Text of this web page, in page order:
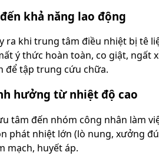
khả năng lao động
ra khi trung tâm điều nhiệt bị tê
ý thức hoàn toàn, co giật, ngất
để tập trung cứu chữa.
hưởng từ nhiệt độ cao
tâm đến nhóm công nhân làm
phát nhiệt lớn (lò nung, xưởng
mạch, huyết áp.